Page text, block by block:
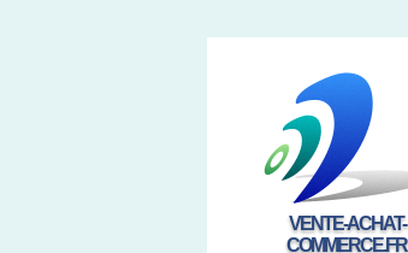
VENTE-ACHAT-
COMMERCE.FR